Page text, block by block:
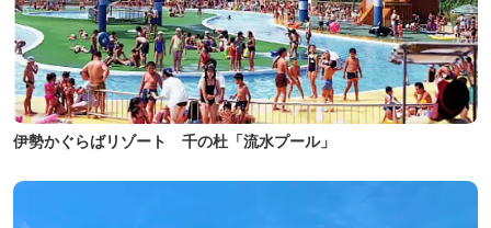
伊勢かぐらばリゾート 千の杜「流水プール」